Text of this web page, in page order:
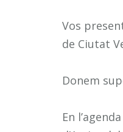
Vos
de Ciutat
Donem
En